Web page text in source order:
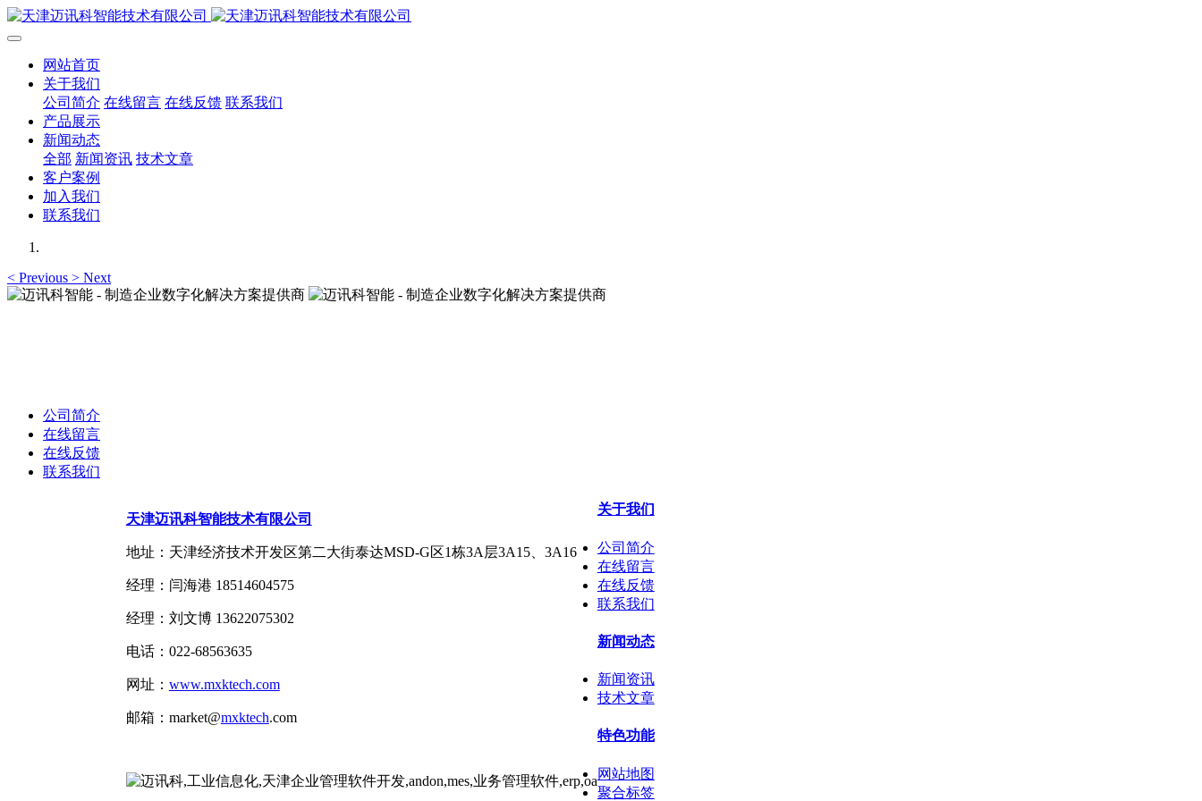
网站首页
关于我们
公司简介 在线留言 在线反馈 联系我们
产品展示
新闻动态
全部 新闻资讯 技术文章
客户案例
加入我们
联系我们
< Previous > Next
公司简介
在线留言
在线反馈
联系我们
天津迈讯科智能技术有限公司
地址：天津经济技术开发区第二大街泰达MSD-G区1栋3A层3A15、3A16
经理：闫海港 18514604575
经理：刘文博 13622075302
电话：022-68563635
网址： www.mxktech.com
邮箱：market@mxktech.com
关于我们
公司简介
在线留言
在线反馈
联系我们
新闻动态
新闻资讯
技术文章
特色功能
网站地图
聚合标签